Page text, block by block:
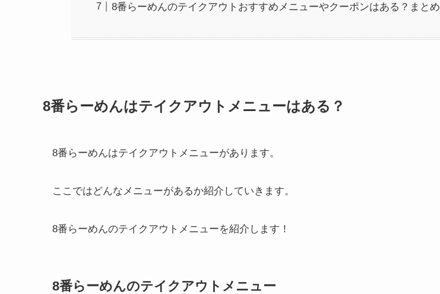
8番らーめんのテイクアウトおすすめメニューやクーポンはある？まとめ
8番らーめんはテイクアウトメニューはある？
8番らーめんはテイクアウトメニューがあります。
ここではどんなメニューがあるか紹介していきます。
8番らーめんのテイクアウトメニューを紹介します！
8番らーめんのテイクアウトメニュー